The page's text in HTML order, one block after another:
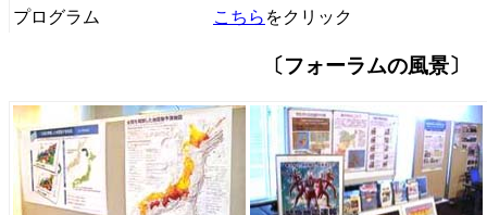
プログラム
こちら をクリック
〔フォーラムの風景〕